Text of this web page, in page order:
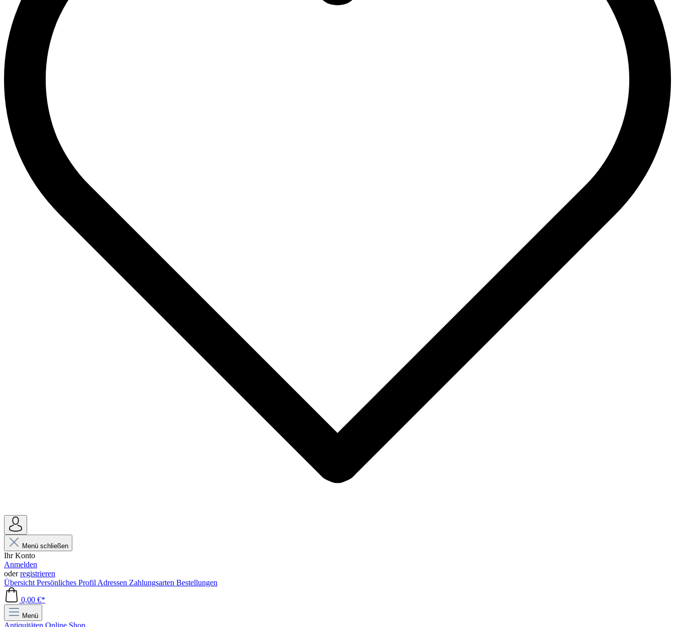
Menü schließen
Ihr Konto
Anmelden
oderregistrieren
Übersicht Persönliches Profil Adressen Zahlungsarten Bestellungen
0,00 €*
Menü
Antiquitäten Online Shop